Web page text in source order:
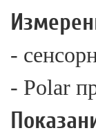
-
- Polar